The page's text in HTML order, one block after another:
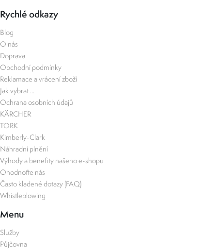
Rychlé odkazy
Blog
O nás
Doprava
Obchodní podmínky
Reklamace a vrácení zboží
Jak vybrat ...
Ochrana osobních údajů
KÄRCHER
TORK
Kimberly-Clark
Náhradní plnění
Výhody a benefity našeho e-shopu
Ohodnoťte nás
Často kladené dotazy (FAQ)
Whistleblowing
Menu
Služby
Půjčovna